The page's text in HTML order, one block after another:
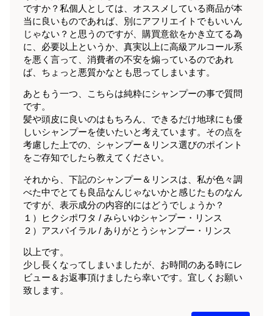
ですか？私個人としては、オススメしている商品が本
当に良いものであれば、別にアフリエイトでもいいん
じゃない？と思うのですが、購買意欲をかき立てる為
に、必要以上というか、真実以上に高級アルコール系
を悪く言って、消費者の不安を煽っているのであれ
ば、ちょっと悪質かなとも思ってしまいます。
あともう一つ、こちらは純粋にシャンプーの事で質問
です。
髪や頭皮に良いのはもちろん、できるだけ地球にも優
しいシャンプーを使いたいと考えています。その点を
考慮した上での、シャンプー＆リンス選びのポイント
をご存知でしたら教えてください。
それから、下記のシャンプー＆リンスは、私が色々調
べた中でとても良品なんじゃないかと感じたものなん
ですが、表示成分の内容的にはどうでしょうか？
１）ヒクシポワタ / みらいゆシャンプー・リンス
２）アスパイラル / ありがとうシャンプー・リンス
以上です。
少し長くなってしまいましたが、お時間のある時にレ
ビュー＆お返事頂けましたら幸いです。宜しくお願い
致します。